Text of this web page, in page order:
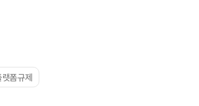
폼규제